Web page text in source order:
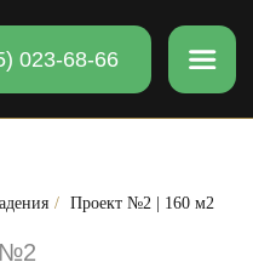
/ Проект №2 | 160 м2